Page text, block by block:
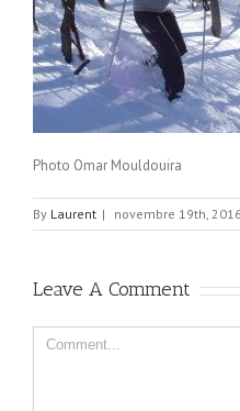
Photo Omar Mouldouira
By Laurent | novembre 19th, 2016
Leave A Comment
Comment